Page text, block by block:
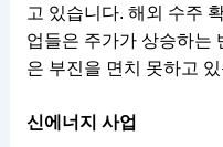
고 있습니다. 해외 수주
업들은 주가가 상승하는
은 부진을 면치 못하고
신에너지 사업